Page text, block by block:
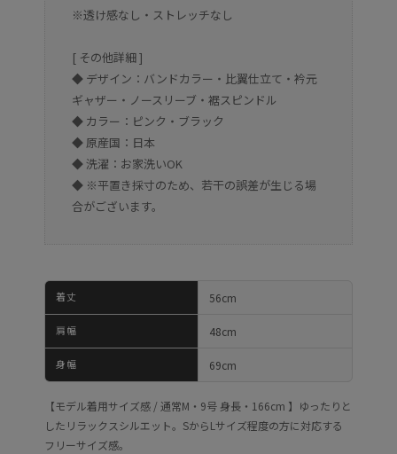
※透け感なし・ストレッチなし
[ その他詳細 ]
◆ デザイン：バンドカラー・比翼仕立て・衿元
ギャザー・ノースリーブ・裾スピンドル
◆ カラー：ピンク・ブラック
◆ 原産国：日本
◆ 洗濯：お家洗いOK
◆ ※平置き採寸のため、若干の誤差が生じる場
合がございます。
着丈 56cm
肩幅 48cm
身幅 69cm
【モデル着用サイズ感 / 通常M・9号 身長・166cm 】ゆったりと
したリラックスシルエット。SからLサイズ程度の方に対応する
フリーサイズ感。